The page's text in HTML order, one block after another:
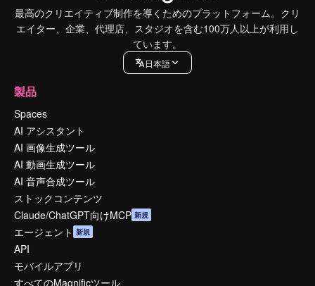
最高のクリエイティブ制作を導くためのプラットフォーム。クリ
エイター、企業、代理店、スタジオを含む100万人以上が利用し
ています。
日本語
製品
Spaces
AI アシスタント
AI 画像生成ツール
AI 動画生成ツール
AI 音声合成ツール
ストックコンテンツ
Claude/ChatGPT向けMCP 新規
エージェント 新規
API
モバイルアプリ
すべてのMagnificツール